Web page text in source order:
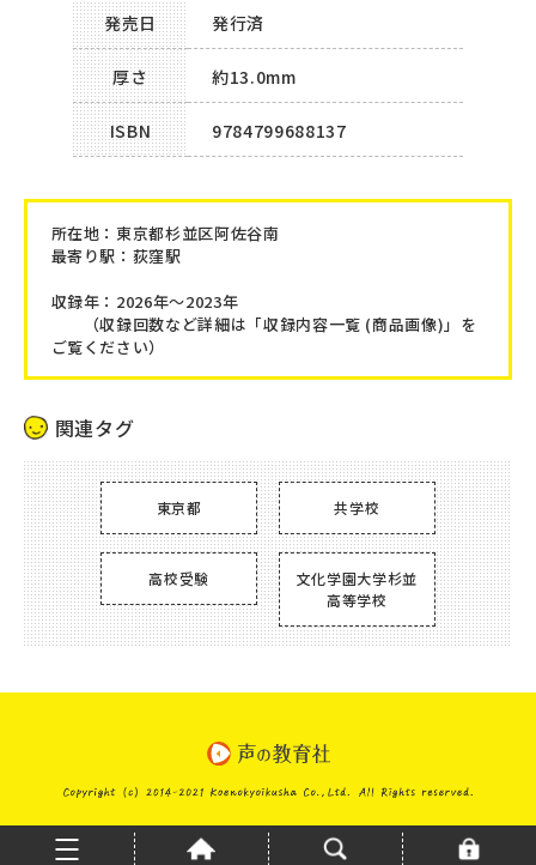
発売日 発行済
厚さ 約13.0mm
ISBN 9784799688137
所在地：東京都杉並区阿佐谷南
最寄り駅：荻窪駅
収録年：2026年～2023年
（収録回数など詳細は「収録内容一覧 (商品画像)」を
ご覧ください）
関連タグ
東京都 共学校
高校受験
文化学園大学杉並
高等学校